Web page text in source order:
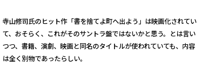
寺山修司氏のヒット作「書を捨てよ町へ出よう」は映画化されてい
て、おそらく、これがそのサントラ盤ではないかと思う。とは言い
つつ、書籍、演劇、映画と同名のタイトルが使われていても、内容
は全く別物であったらしい。